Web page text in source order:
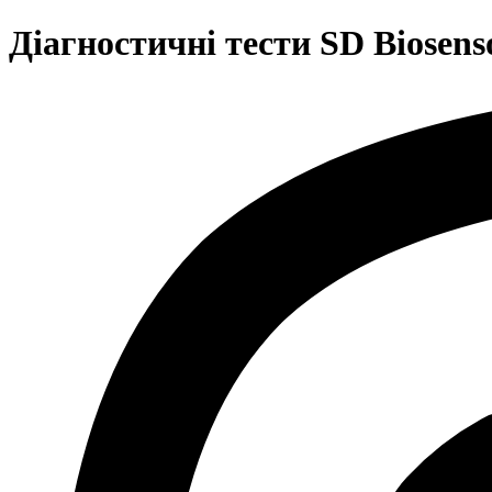
Діагностичні тести SD